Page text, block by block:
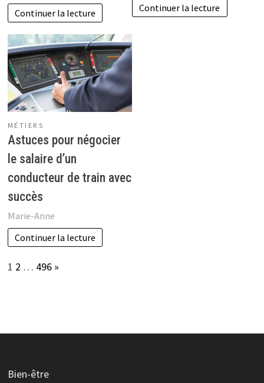
Continuer la lecture
Continuer la lecture
MÉTIERS
Astuces pour négocier
le salaire d’un
conducteur de train avec
succès
Marie-Anne
Continuer la lecture
Page:
1 2 … 496 Next
»
Bien-être